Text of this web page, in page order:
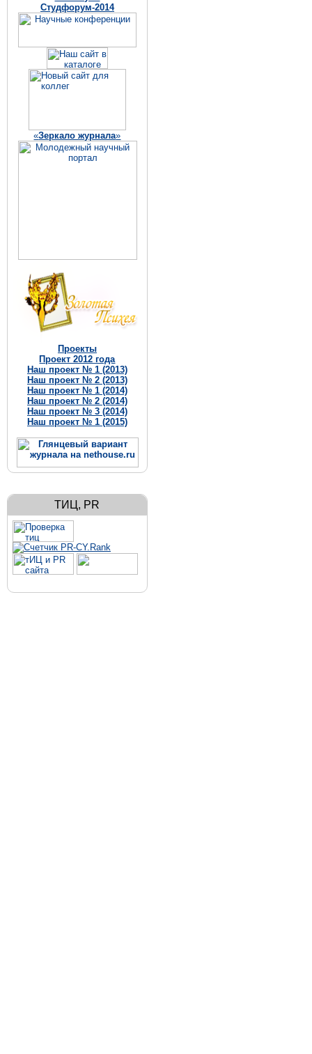
Студфорум-2014
«Зеркало журнала»
Проекты
Проект 2012 года
Наш проект № 1 (2013)
Наш проект № 2 (2013)
Наш проект № 1 (2014)
Наш проект № 2 (2014)
Наш проект № 3 (2014)
Наш проект № 1 (2015)
ТИЦ, PR